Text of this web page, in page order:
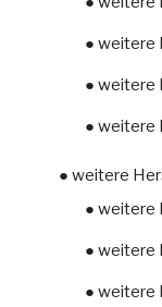
● weitere
● weitere
● weitere
● weitere
● weitere
● weitere
● weitere